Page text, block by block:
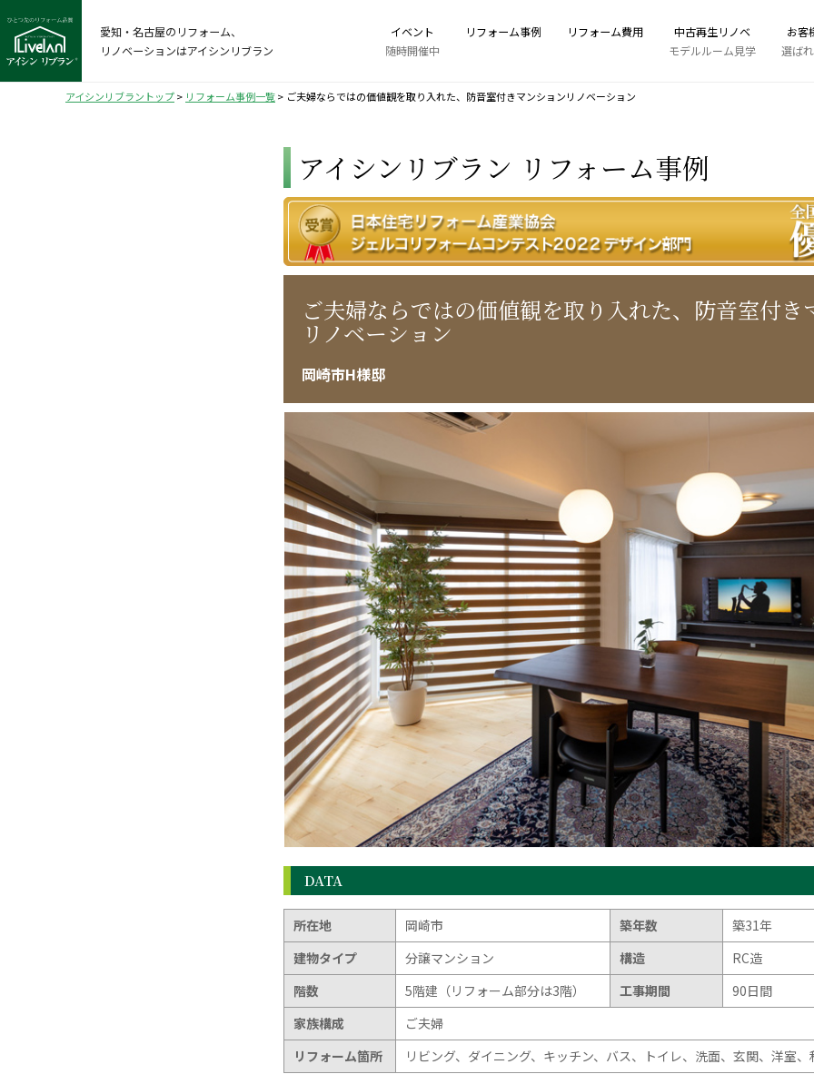
愛知・名古屋のリフォーム、
リノベーションはアイシンリブラン
イベント
随時開催中
リフォーム事例 リフォーム費用
中古再生リノベ
モデルルーム見学
お客
選ば
アイシンリブラントップ> リフォーム事例一覧> ご夫婦ならではの価値観を取り入れた、防音室付きマンションリノベーション
アイシンリブラン リフォーム事例
ご夫婦ならではの価値観を取り入れた、防音室付き
リノベーション
岡崎市H様邸
DATA
所在地 岡崎市 築年数
築31年
建物タイプ
分譲マンション 構造
RC造
階数
5階建（リフォーム部分は3階） 工事期間
90日間
家族構成
ご夫婦
リフォーム箇所
リビング、ダイニング、キッチン、バス、トイレ、洗面、玄関、洋室、